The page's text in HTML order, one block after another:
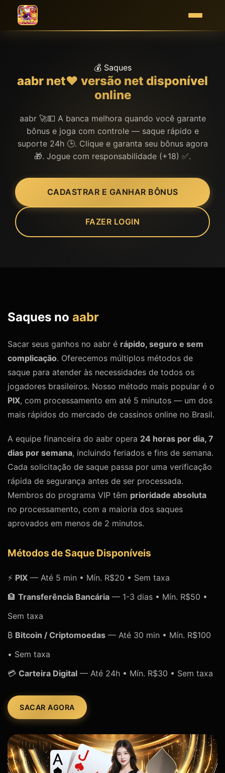
💰 Saques
aabr net❤️ versão net disponível
online
aabr 🚀💵 A banca melhora quando você garante
bônus e joga com controle — saque rápido e
suporte 24h 🕒. Clique e garanta seu bônus agora
🎁. Jogue com responsabilidade (+18) ✅.
CADASTRAR E GANHAR BÔNUS
FAZER LOGIN
Saques no aabr
Sacar seus ganhos no aabr é rápido, seguro e sem
complicação. Oferecemos múltiplos métodos de
saque para atender às necessidades de todos os
jogadores brasileiros. Nosso método mais popular é o
PIX, com processamento em até 5 minutos — um dos
mais rápidos do mercado de cassinos online no Brasil.
A equipe financeira do aabr opera 24 horas por dia, 7
dias por semana, incluindo feriados e fins de semana.
Cada solicitação de saque passa por uma verificação
rápida de segurança antes de ser processada.
Membros do programa VIP têm prioridade absoluta
no processamento, com a maioria dos saques
aprovados em menos de 2 minutos.
Métodos de Saque Disponíveis
⚡ PIX — Até 5 min • Mín. R$20 • Sem taxa
🏦 Transferência Bancária — 1-3 dias • Mín. R$50 •
Sem taxa
₿ Bitcoin / Criptomoedas — Até 30 min • Mín. R$100
• Sem taxa
💳 Carteira Digital — Até 24h • Mín. R$30 • Sem taxa
SACAR AGORA